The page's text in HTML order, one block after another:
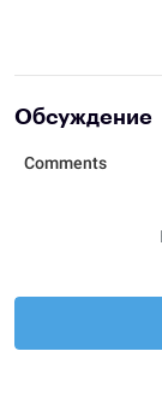
Обсуждение